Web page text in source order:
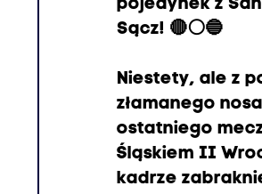
pojedynek z
Sącz! 🔴⚪🔵
Niestety, ale z
złamanego
ostatniego
Śląskiem II
kadrze